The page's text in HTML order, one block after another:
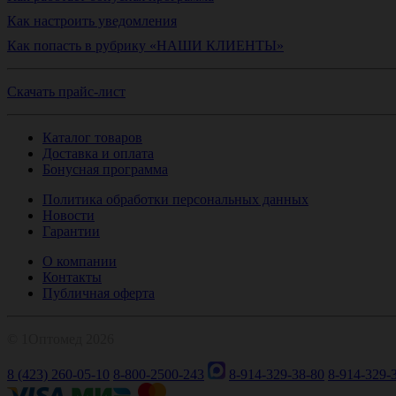
Как настроить уведомления
Как попасть в рубрику «НАШИ КЛИЕНТЫ»
Скачать прайс-лист
Каталог товаров
Доставка и оплата
Бонусная программа
Политика обработки персональных данных
Новости
Гарантии
О компании
Контакты
Публичная оферта
8 (423) 260-05-10 8-800-2500-243 8-914-329-38-80 8-914-329-